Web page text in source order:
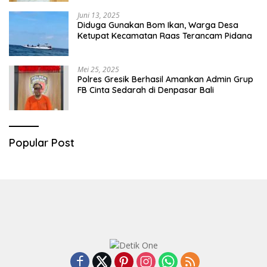
Juni 13, 2025
Diduga Gunakan Bom Ikan, Warga Desa
Ketupat Kecamatan Raas Terancam Pidana
Mei 25, 2025
Polres Gresik Berhasil Amankan Admin Grup
FB Cinta Sedarah di Denpasar Bali
Popular Post